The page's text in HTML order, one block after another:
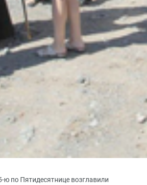
по Пятидесятнице возглавили